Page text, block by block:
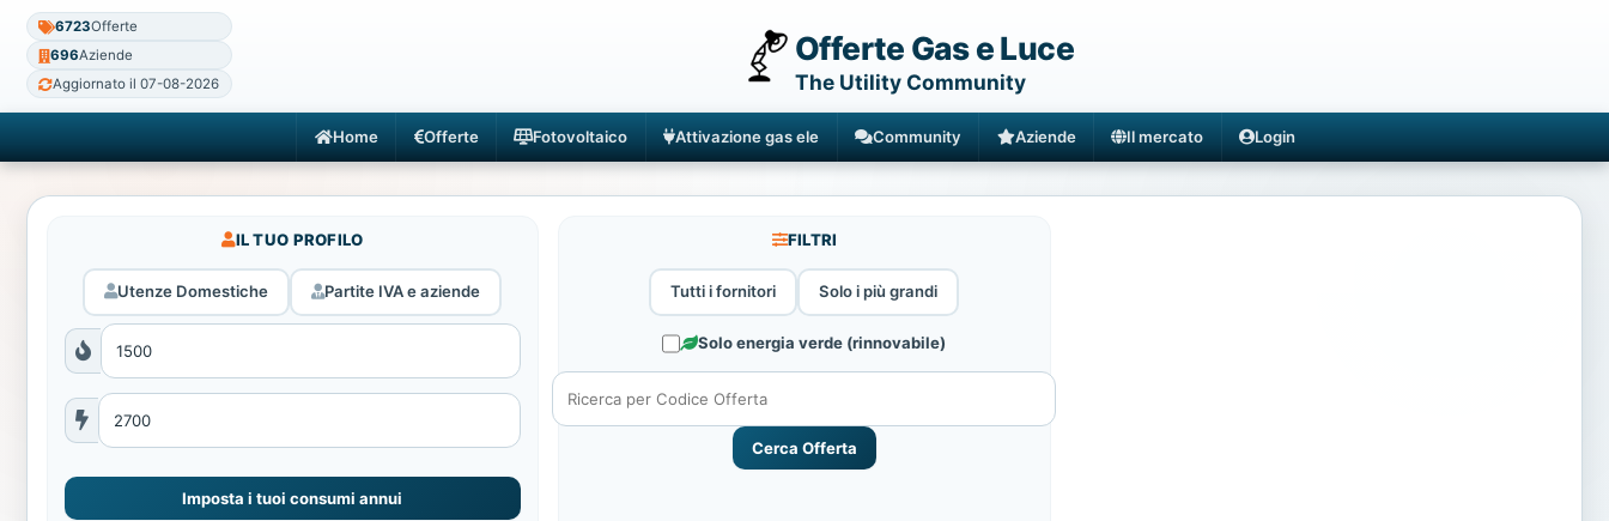
6723Offerte
696Aziende
Aggiornato il 07-08-2026
Offerte Gas e Luce
The Utility Community
Home Offerte Fotovoltaico Attivazione gas ele Community Aziende Il mercato Login
IL TUO PROFILO
Utenze Domestiche Partite IVA e aziende
Imposta i tuoi consumi annui
FILTRI
Tutti i fornitori Solo i più grandi
Solo energia verde (rinnovabile)
Cerca Offerta